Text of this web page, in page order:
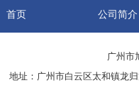
首页 公司简介
广州市
地址：广州市白云区太和镇龙